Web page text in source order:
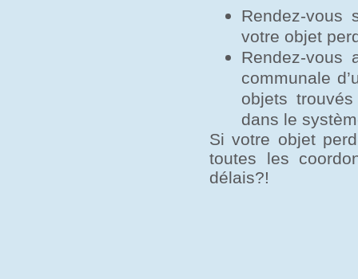
Rendez-
votre objet
Rendez-vous
communale
objets
dans le
Si votre objet
toutes les
délais?!